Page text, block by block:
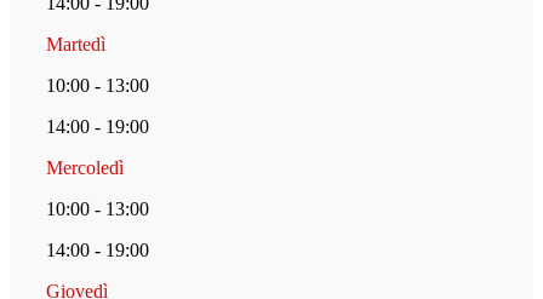
Martedì
10:00 - 13:00
14:00 - 19:00
Mercoledì
10:00 - 13:00
14:00 - 19:00
Giovedì